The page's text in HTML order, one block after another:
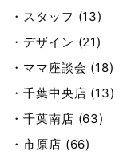
・スタッフ (13)
・デザイン (21)
・ママ座談会 (18)
・千葉中央店 (13)
・千葉南店 (63)
・市原店 (66)